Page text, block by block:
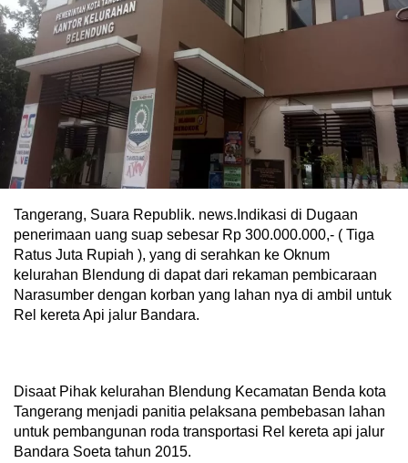
Tangerang, Suara Republik. news.Indikasi di Dugaan
penerimaan uang suap sebesar Rp 300.000.000,- ( Tiga
Ratus Juta Rupiah ), yang di serahkan ke Oknum
kelurahan Blendung di dapat dari rekaman pembicaraan
Narasumber dengan korban yang lahan nya di ambil untuk
Rel kereta Api jalur Bandara.
Disaat Pihak kelurahan Blendung Kecamatan Benda kota
Tangerang menjadi panitia pelaksana pembebasan lahan
untuk pembangunan roda transportasi Rel kereta api jalur
Bandara Soeta tahun 2015.